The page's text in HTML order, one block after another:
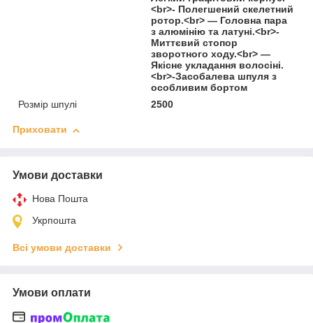
<br>- Полегшений скелетний
ротор.<br> — Головна пара
з алюмінію та латуні.<br>-
Миттєвий стопор
зворотного ходу.<br> —
Якісне укладання волосіні.
<br>-Засобалева шпуля з
особливим бортом
Розмір шпулі
2500
Приховати
Умови доставки
Нова Пошта
Укрпошта
Всі умови доставки
Умови оплати